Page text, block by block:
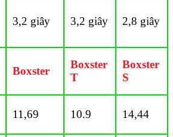
3,2 giây 3,2 giây 2,8 giây
Boxster
Boxster
T
Boxster
S
11,69 10.9 14,44